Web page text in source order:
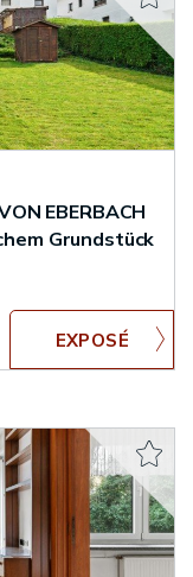
EBERBACH
Grundstück